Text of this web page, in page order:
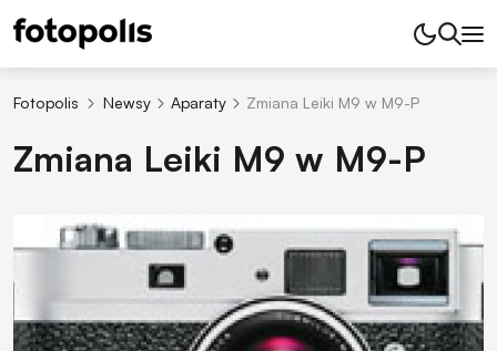
Fotopolis Newsy Aparaty Zmiana Leiki M9 w M9-P
Zmiana Leiki M9 w M9-P